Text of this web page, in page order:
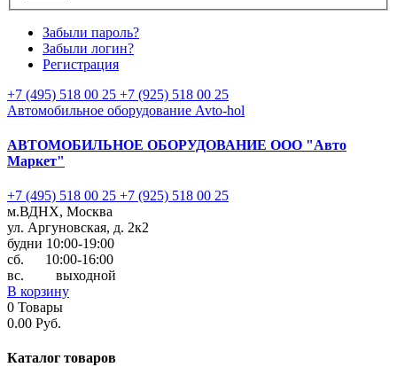
Забыли пароль?
Забыли логин?
Регистрация
+7 (495) 518 00 25 +7 (925) 518 00 25
Автомобильное оборудование Avto-hol
АВТОМОБИЛЬНОЕ ОБОРУДОВАНИЕ ООО "Авто
Маркет"
+7 (495) 518 00 25 +7 (925) 518 00 25
м.ВДНХ, Москва
ул. Аргуновская, д. 2к2
будни 10:00-19:00
cб. 10:00-16:00
вс. выходной
В корзину
0 Товары
0.00 Руб.
Каталог товаров